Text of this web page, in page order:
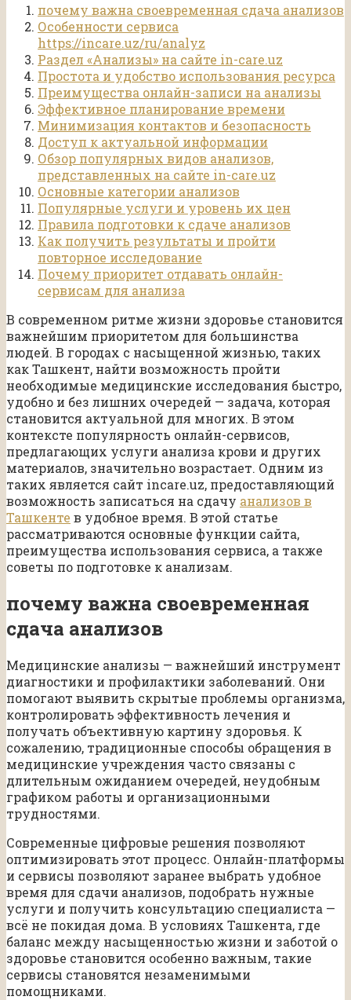
почему важна своевременная сдача анализов
Особенности сервиса
https://incare.uz/ru/analyz
Раздел «Анализы» на сайте in-care.uz
Простота и удобство использования ресурса
Преимущества онлайн-записи на анализы
Эффективное планирование времени
Минимизация контактов и безопасность
Доступ к актуальной информации
Обзор популярных видов анализов,
представленных на сайте in-care.uz
Основные категории анализов
Популярные услуги и уровень их цен
Правила подготовки к сдаче анализов
Как получить результаты и пройти
повторное исследование
Почему приоритет отдавать онлайн-
сервисам для анализа
В современном ритме жизни здоровье становится
важнейшим приоритетом для большинства
людей. В городах с насыщенной жизнью, таких
как Ташкент, найти возможность пройти
необходимые медицинские исследования быстро,
удобно и без лишних очередей — задача, которая
становится актуальной для многих. В этом
контексте популярность онлайн-сервисов,
предлагающих услуги анализа крови и других
материалов, значительно возрастает. Одним из
таких является сайт incare.uz, предоставляющий
возможность записаться на сдачу анализов в
Ташкенте в удобное время. В этой статье
рассматриваются основные функции сайта,
преимущества использования сервиса, а также
советы по подготовке к анализам.
почему важна своевременная
сдача анализов
Медицинские анализы — важнейший инструмент
диагностики и профилактики заболеваний. Они
помогают выявить скрытые проблемы организма,
контролировать эффективность лечения и
получать объективную картину здоровья. К
сожалению, традиционные способы обращения в
медицинские учреждения часто связаны с
длительным ожиданием очередей, неудобным
графиком работы и организационными
трудностями.
Современные цифровые решения позволяют
оптимизировать этот процесс. Онлайн-платформы
и сервисы позволяют заранее выбрать удобное
время для сдачи анализов, подобрать нужные
услуги и получить консультацию специалиста —
всё не покидая дома. В условиях Ташкента, где
баланс между насыщенностью жизни и заботой о
здоровье становится особенно важным, такие
сервисы становятся незаменимыми
помощниками.